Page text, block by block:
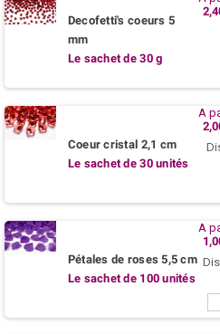
Decofetti's coeurs 5
mm
Le sachet de 30 g
Coeur cristal 2,1 cm
Le sachet de 30 unités
A
Pétales de roses 5,5 cm
Le sachet de 100 unités
A